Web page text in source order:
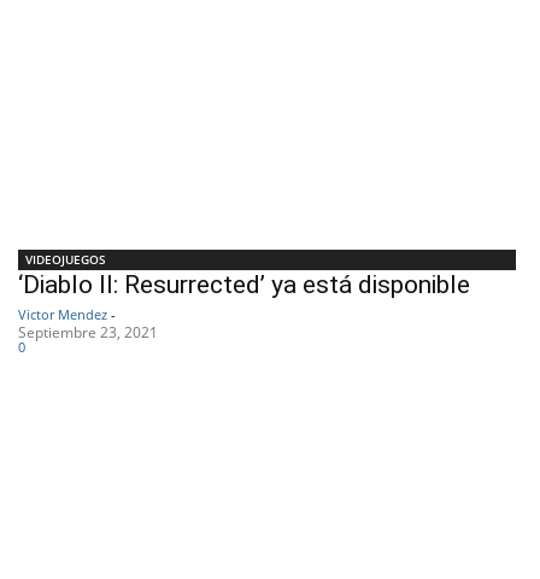
VIDEOJUEGOS
‘Diablo II: Resurrected’ ya está disponible
Victor Mendez -
Septiembre 23, 2021
0